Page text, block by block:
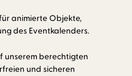
animierte Objekte,
des Eventkalenders.
unserem berechtigten
und sicheren